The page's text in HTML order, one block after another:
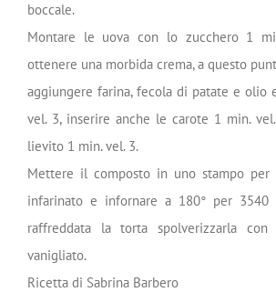
boccale.
Montare le uova con lo zucchero 1
ottenere una morbida crema, a questo
aggiungere farina, fecola di patate e olio
vel. 3, inserire anche le carote 1 min.
lievito 1 min. vel. 3.
Mettere il composto in uno stampo
infarinato e infornare a 180° per 3540
raffreddata la torta spolverizzarla
vanigliato.
Ricetta di Sabrina Barbero